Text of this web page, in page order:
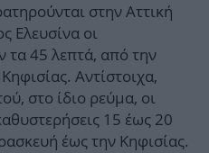
στην Αττική
Ελευσίνα οι
τα 45 λεπτά, από την
Αντίστοιχα,
στο ίδιο ρεύμα, οι
15 έως 20
έως την Κηφισίας.